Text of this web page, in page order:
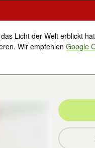
Licht der Welt erblickt
Wir empfehlenGoogle